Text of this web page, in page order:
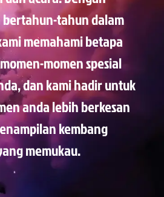
tahun dalam
memahami betapa
momen spesial
dan kami hadir untuk
anda lebih berkesan
kembang
memukau.